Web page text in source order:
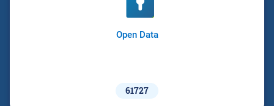
Open Data
61727